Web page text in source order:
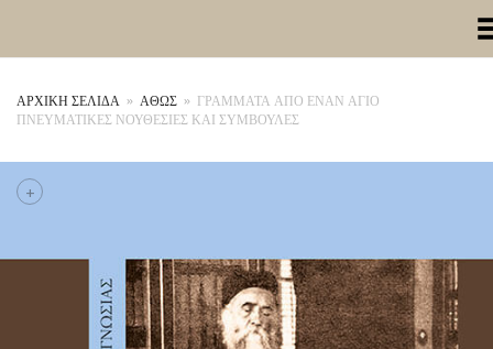
Toggle
ΑΡΧΙΚΉ ΣΕΛΊΔΑ » ΑΘΩΣ » ΓΡΑΜΜΑΤΑ ΑΠΟ ΕΝΑΝ ΑΓΙΟ
ΠΝΕΥΜΑΤΙΚΕΣ ΝΟΥΘΕΣΙΕΣ ΚΑΙ ΣΥΜΒΟΥΛΕΣ
+